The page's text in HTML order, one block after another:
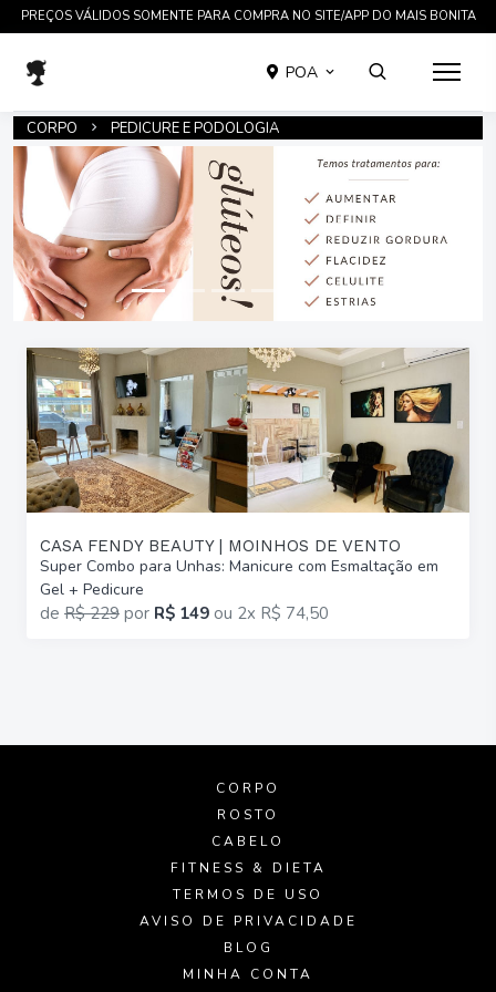
PREÇOS VÁLIDOS SOMENTE PARA COMPRA NO SITE/APP DO MAIS BONITA
POA
CORPO PEDICURE E PODOLOGIA
CASA FENDY BEAUTY | MOINHOS DE VENTO
Super Combo para Unhas: Manicure com Esmaltação em
Gel + Pedicure
de R$ 229 por R$ 149 ou 2x R$ 74,50
CORPO
ROSTO
CABELO
FITNESS & DIETA
TERMOS DE USO
AVISO DE PRIVACIDADE
BLOG
MINHA CONTA